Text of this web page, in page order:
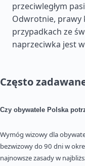
przeciwległym
Odwrotnie, prawy
przypadkach ze
naprzeciwka jest
Często
Czy obywatele Polska
Wymóg wizowy dla
bezwizowy do 90 dni w
najnowsze zasady w